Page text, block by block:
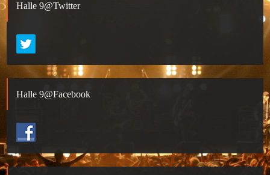
Halle 9@Twitter
Halle 9@Facebook